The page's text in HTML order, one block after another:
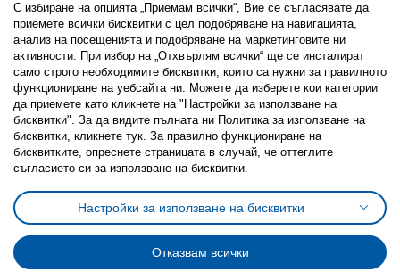
Последвайте ни:
FacebookTwitterYoutubePinterestInstagram
Политика за използване на бисквитки (Cookies)
Избор на настройки за използване на бисквитки
Условия за ползване на ikea.bgОбща политика за личните данни
Политика за защита на личните данни на ikea.bg
Общи условия на програма IKEA Family
Политика за защита на лични данни на програма IKEA Family
С избиране на опцията „Приемам всички“, Вие се съгласявате да
приемете всички бисквитки с цел подобряване на навигацията,
анализ на посещенията и подобряване на маркетинговите ни
активности. При избор на „Отхвърлям всички“ ще се инсталират
само строго необходимитe бисквитки, които са нужни за правилното
функциониране на уебсайта ни. Можете да изберете кои категории
да приемете като кликнете на "Настройки за използване на
бисквитки". За да видите пълната ни Политика за използване на
бисквитки, кликнете тук. За правилно функциониране на
бисквитките, опреснете страницата в случай, че оттеглите
съгласието си за използване на бисквитки.
Настройки за използване на бисквитки
Отказвам всички